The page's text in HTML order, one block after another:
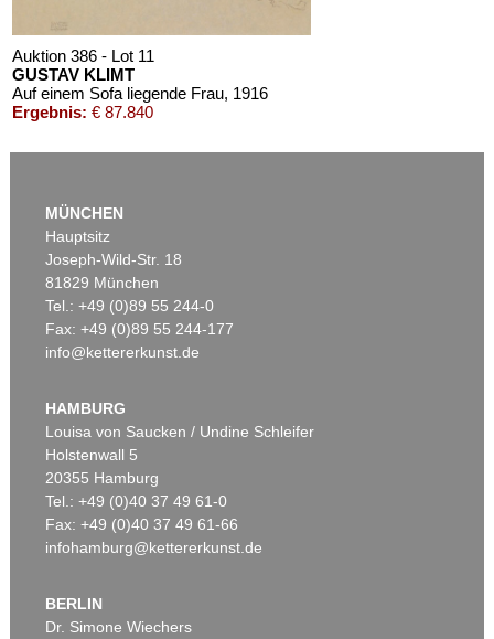
Auktion 386 - Lot 11
GUSTAV KLIMT
Auf einem Sofa liegende Frau, 1916
Ergebnis: € 87.840
Auktion 392 - Lot 23
Ergebnis:€ 79.300
MÜNCHEN
Hauptsitz
Joseph-Wild-Str. 18
81829 München
Tel.: +49 (0)89 55 244-0
Fax: +49 (0)89 55 244-177
info@kettererkunst.de
HAMBURG
Louisa von Saucken / Undine Schleifer
Holstenwall 5
20355 Hamburg
Tel.: +49 (0)40 37 49 61-0
Fax: +49 (0)40 37 49 61-66
infohamburg@kettererkunst.de
BERLIN
Dr. Simone Wiechers